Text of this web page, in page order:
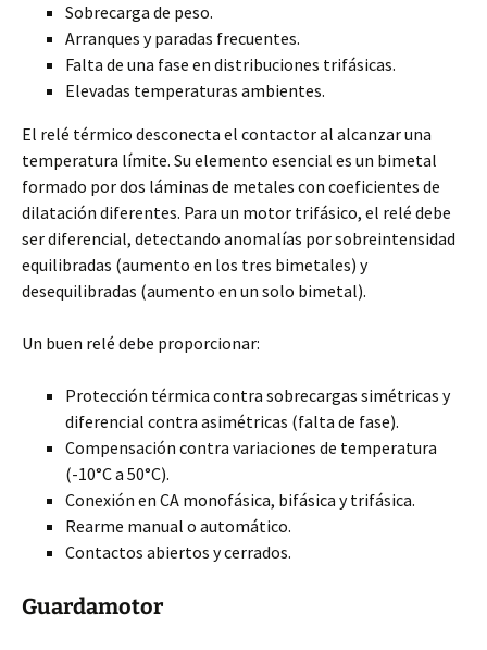
Sobrecarga de peso.
Arranques y paradas frecuentes.
Falta de una fase en distribuciones trifásicas.
Elevadas temperaturas ambientes.
El relé térmico desconecta el contactor al alcanzar una
temperatura límite. Su elemento esencial es un bimetal
formado por dos láminas de metales con coeficientes de
dilatación diferentes. Para un motor trifásico, el relé debe
ser diferencial, detectando anomalías por sobreintensidad
equilibradas (aumento en los tres bimetales) y
desequilibradas (aumento en un solo bimetal).
Un buen relé debe proporcionar:
Protección térmica contra sobrecargas simétricas y
diferencial contra asimétricas (falta de fase).
Compensación contra variaciones de temperatura
(-10°C a 50°C).
Conexión en CA monofásica, bifásica y trifásica.
Rearme manual o automático.
Contactos abiertos y cerrados.
Guardamotor